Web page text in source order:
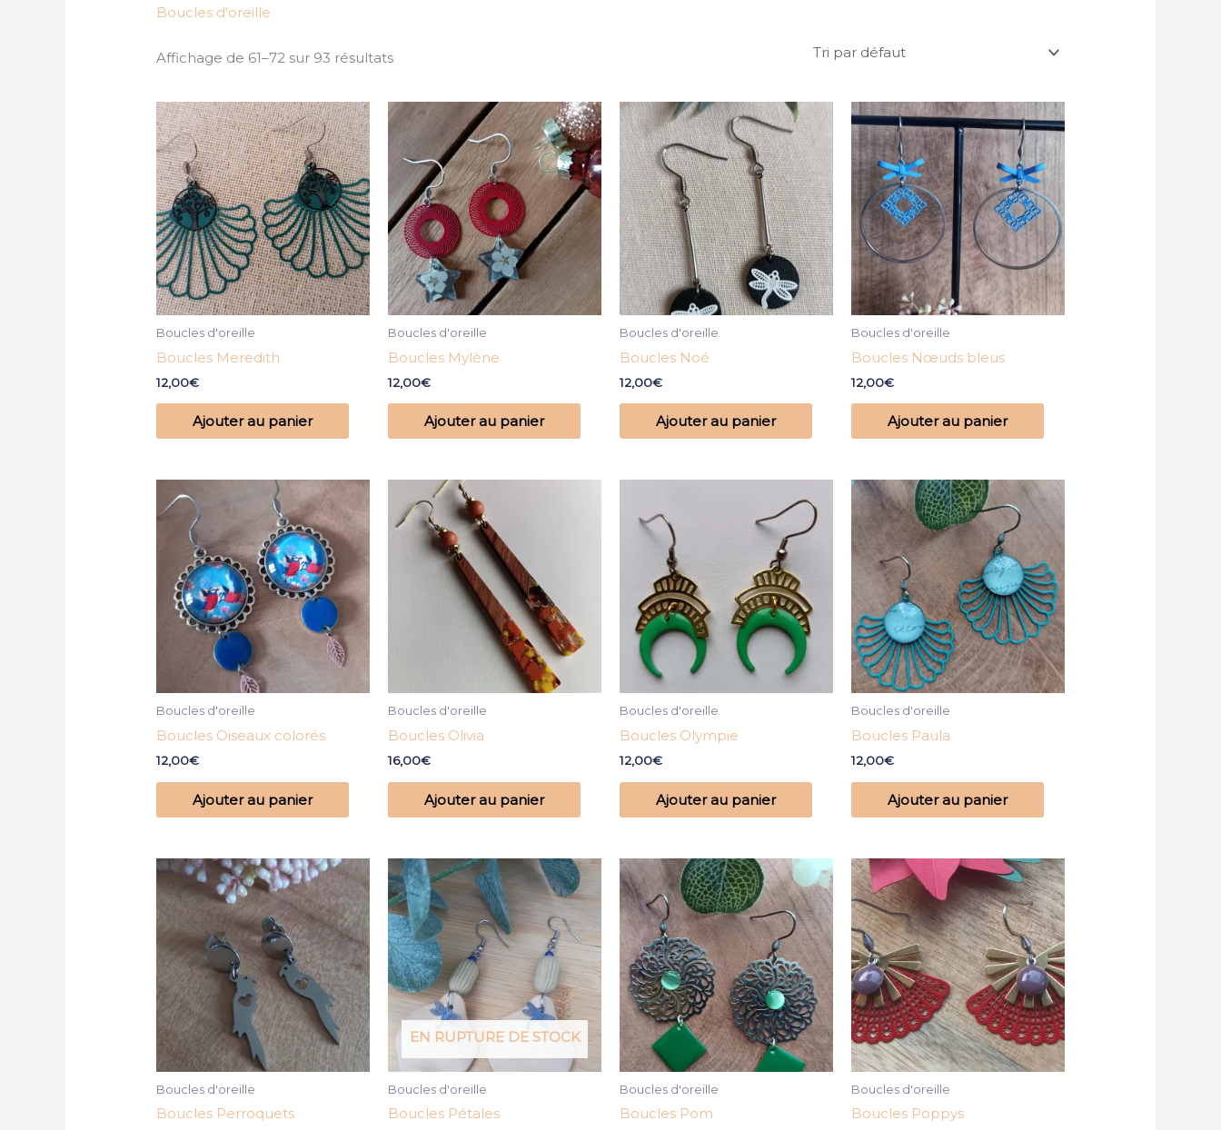
Boucles d'oreille
Affichage de 61–72 sur 93 résultats
Boucles d'oreille
Boucles Meredith
12,00€
Ajouter au panier
Boucles d'oreille
Boucles Mylène
12,00€
Ajouter au panier
Boucles d'oreille
Boucles Noé
12,00€
Ajouter au panier
Boucles d'oreille
Boucles Nœuds bleus
12,00€
Ajouter au panier
Boucles d'oreille
Boucles Oiseaux colorés
12,00€
Ajouter au panier
Boucles d'oreille
Boucles Olivia
16,00€
Ajouter au panier
Boucles d'oreille
Boucles Olympie
12,00€
Ajouter au panier
Boucles d'oreille
Boucles Paula
12,00€
Ajouter au panier
Boucles d'oreille
Boucles Perroquets
EN RUPTURE DE STOCK
Boucles d'oreille
Boucles Pétales
Boucles d'oreille
Boucles Pom
Boucles d'oreille
Boucles Poppys